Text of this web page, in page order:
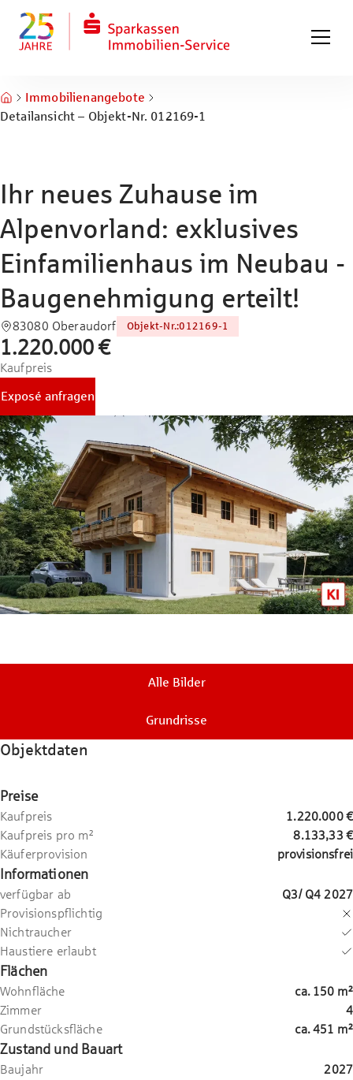
Zum Fuß springen
Immobilienangebote
Detailansicht – Objekt-Nr. 012169-1
Ihr neues Zuhause im
Alpenvorland: exklusives
Einfamilienhaus im Neubau -
Baugenehmigung erteilt!
83080 Oberaudorf Objekt-Nr.:012169-1
1.220.000 €
Kaufpreis
Exposé anfragen
Alle Bilder
Grundrisse
Objektdaten
Preise
Kaufpreis
1.220.000 €
Kaufpreis pro m²
8.133,33 €
Käuferprovision
provisionsfrei
Informationen
verfügbar ab
Q3/ Q4 2027
Provisionspflichtig
Nichtraucher
Haustiere erlaubt
Flächen
Wohnfläche ca. 150 m²
Zimmer
4
Grundstücksfläche
ca.451 m²
Zustand und Bauart
Baujahr
2027